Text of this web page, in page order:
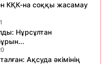
КҚК-на соққы жасамау
Нұрсұлтан
Ақсуда әкімінің